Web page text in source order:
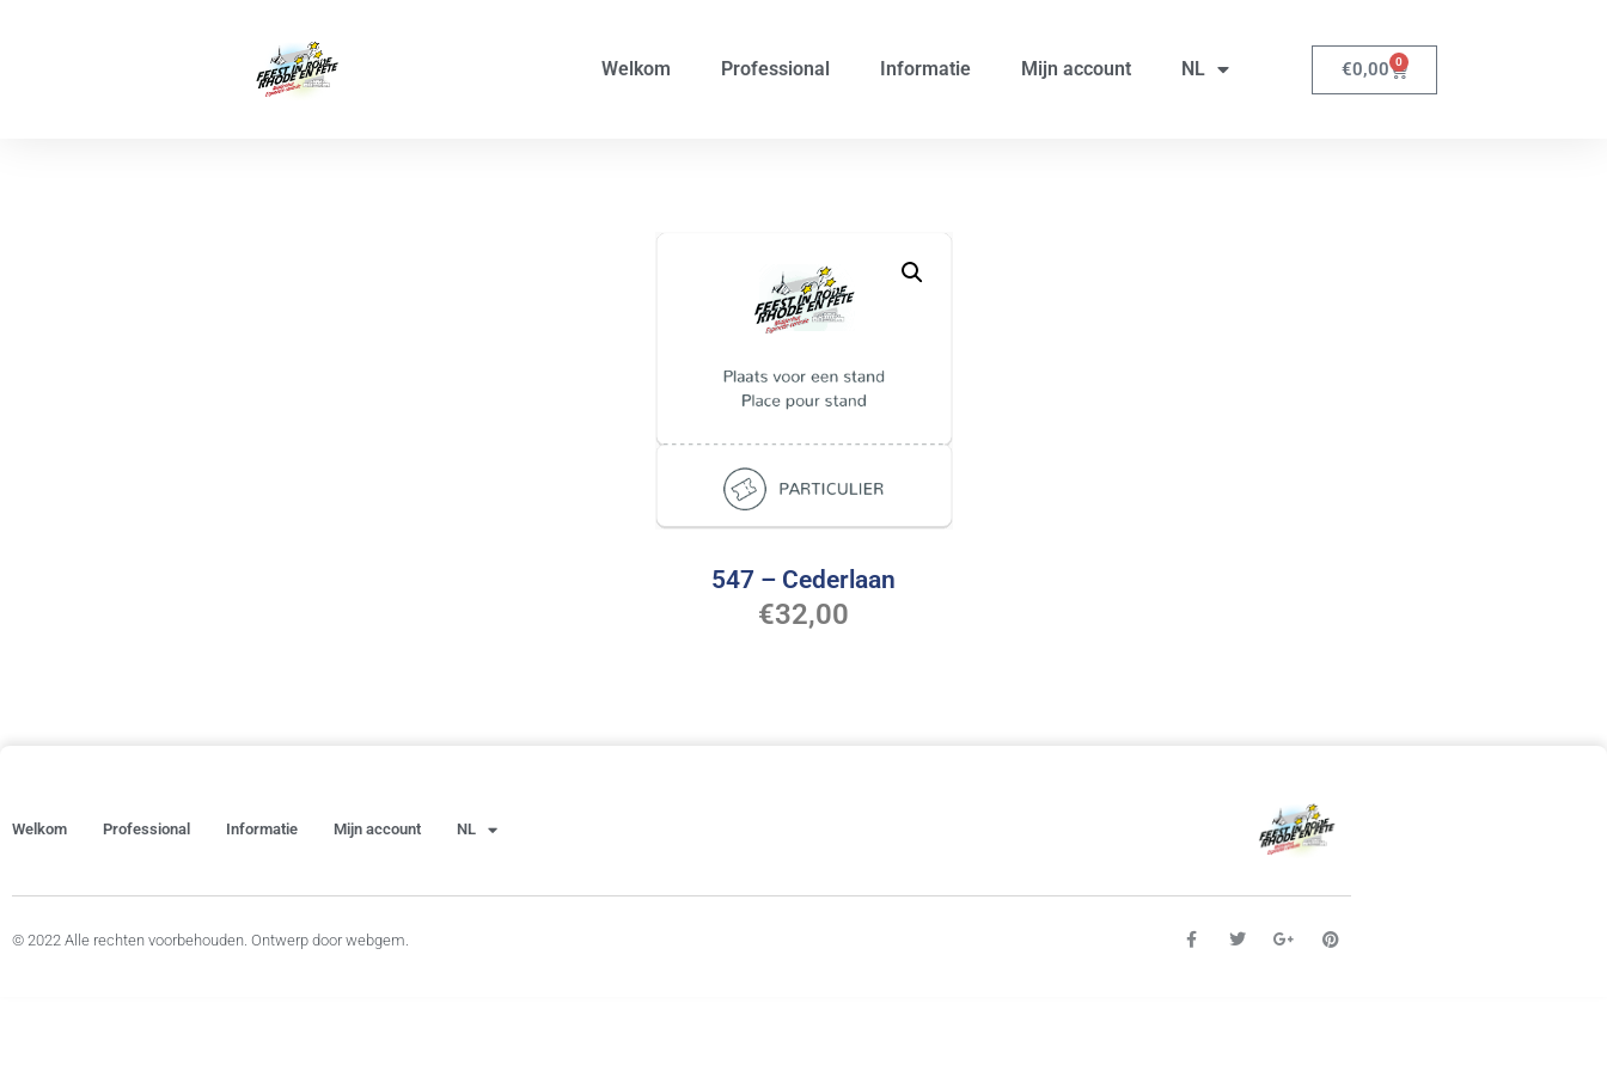
Welkom Professional Informatie Mijn account NL €0,00 0
547 – Cederlaan
€32,00
Welkom Professional Informatie Mijn account NL
© 2022 Alle rechten voorbehouden. Ontwerp door webgem.